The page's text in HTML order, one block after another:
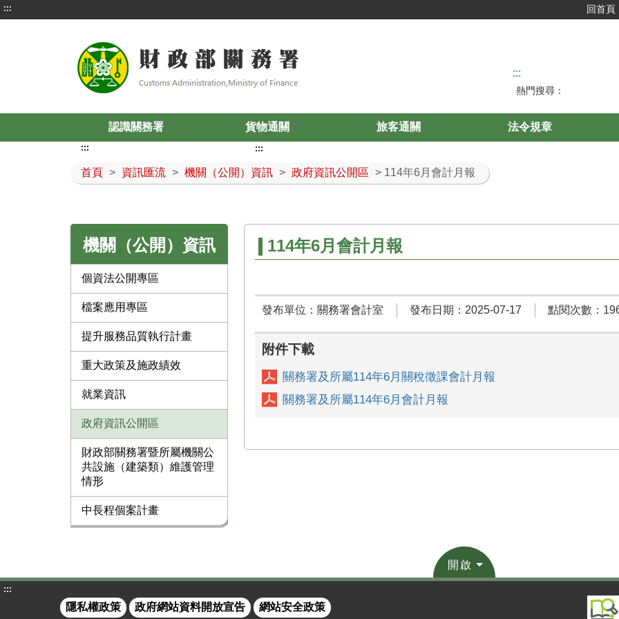
::: 回首頁
:::
熱門搜尋：
認識關務署 貨物通關 旅客通關 法令規章
首頁 > 資訊匯流 > 機關（公開）資訊 > 政府資訊公開區 > 114年6月會計月報
:::
機關（公開）資訊
個資法公開專區
檔案應用專區
提升服務品質執行計畫
重大政策及施政績效
就業資訊
政府資訊公開區
財政部關務署暨所屬機關公
共設施（建築類）維護管理
情形
中長程個案計畫
:::
114年6月會計月報
發布單位：關務署會計室 發布日期：2025-07-17 點閱次數：
附件下載
關務署及所屬114年6月關稅徵課會計月報
關務署及所屬114年6月會計月報
開啟
:::
隱私權政策 政府網站資料開放宣告 網站安全政策